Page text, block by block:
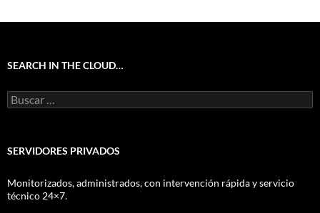
SEARCH IN THE CLOUD…
Buscar:
SERVIDORES PRIVADOS
Monitorizados, administrados, con intervención rápida y servicio
técnico 24×7.